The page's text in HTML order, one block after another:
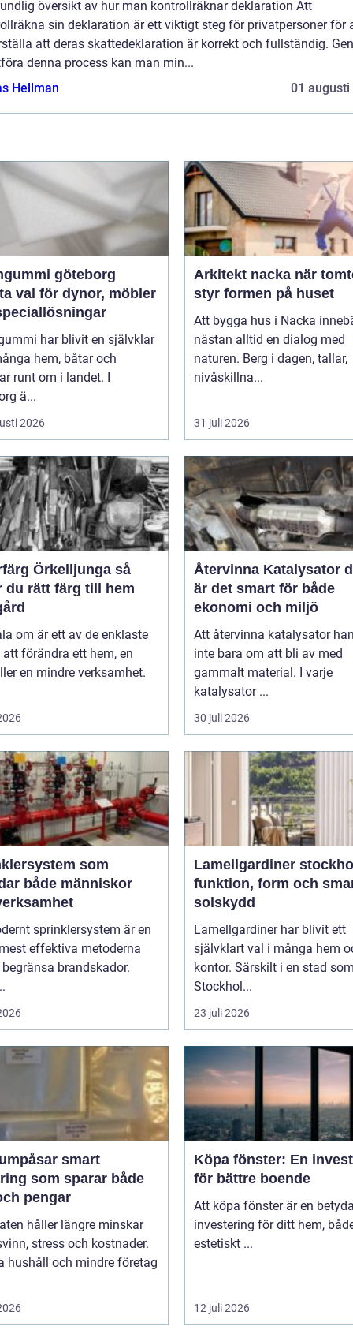
översikt av hur man kontrollräknar deklaration Att
sin deklaration är ett viktigt steg för privatpersoner för
att deras skattedeklaration är korrekt och fullständig.
denna process kan man min...
Hellman
01 augusti
göteborg
val för dynor, möbler
har blivit en självklar
hem, båtar och
runt om i landet. I
ä...
2026
Arkitekt nacka när tomten
styr formen på huset
Att bygga hus i Nacka
nästan alltid en dialog med
naturen. Berg i dagen, tallar,
nivåskillna...
31 juli 2026
Örkelljunga så
du rätt färg till hem
om är ett av de enklaste
förändra ett hem, en
en mindre verksamhet.
Återvinna Katalysator därför
är det smart för både
ekonomi och miljö
Att återvinna katalysator
inte bara om att bli av med
gammalt material. I varje
katalysator ...
30 juli 2026
som
både människor
sprinklersystem är en
effektiva metoderna
brandskador.
Lamellgardiner
funktion, form och
solskydd
Lamellgardiner har blivit ett
självklart val i många hem
kontor. Särskilt i en stad
Stockhol...
23 juli 2026
smart
som sparar både
pengar
håller längre minskar
stress och kostnader.
hushåll och mindre företag
Köpa fönster: En
för bättre boende
Att köpa fönster är en
investering för ditt hem,
estetiskt ...
12 juli 2026